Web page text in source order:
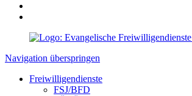
Navigation überspringen
Freiwilligendienste
FSJ/BFD